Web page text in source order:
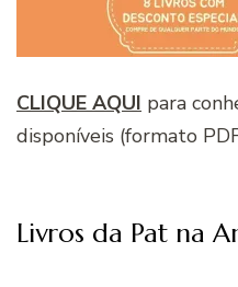
CLIQUE AQUI para
disponíveis (formato
Livros da Pat na